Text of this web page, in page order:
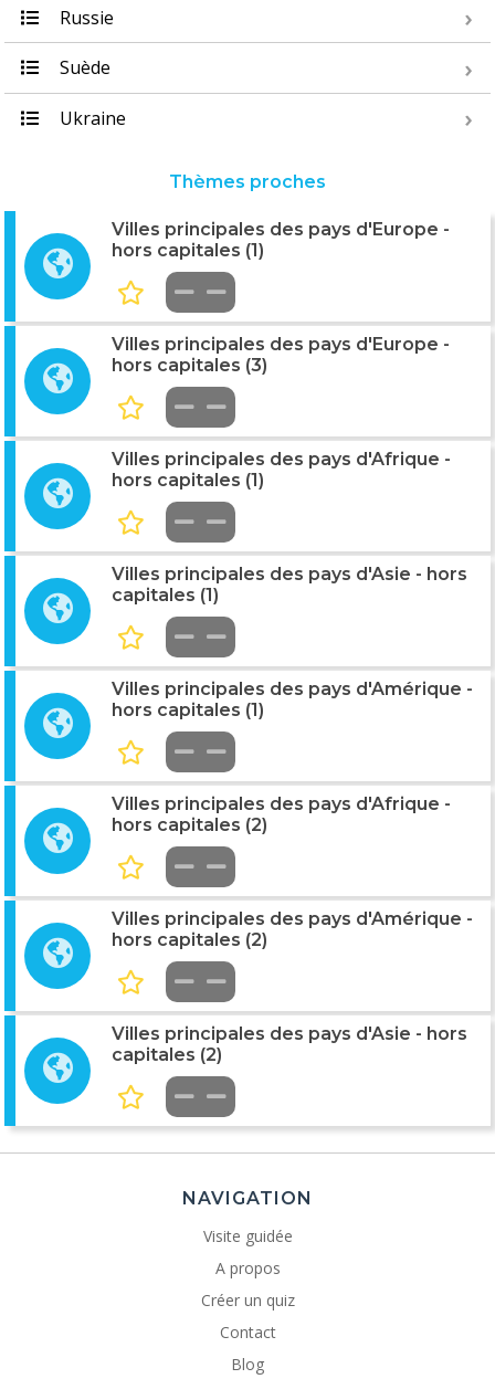
Russie
Suède
Ukraine
Thèmes proches
Villes principales des pays d'Europe -
hors capitales (1)
Villes principales des pays d'Europe -
hors capitales (3)
Villes principales des pays d'Afrique -
hors capitales (1)
Villes principales des pays d'Asie - hors
capitales (1)
Villes principales des pays d'Amérique -
hors capitales (1)
Villes principales des pays d'Afrique -
hors capitales (2)
Villes principales des pays d'Amérique -
hors capitales (2)
Villes principales des pays d'Asie - hors
capitales (2)
NAVIGATION
Visite guidée
A propos
Créer un quiz
Contact
Blog